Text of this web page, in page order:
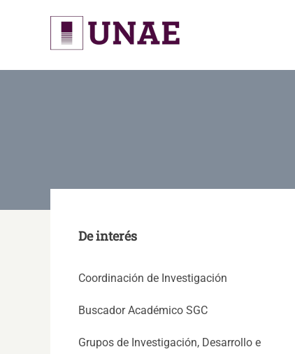
De interés
Coordinación de Investigación
Buscador Académico SGC
Grupos de Investigación, Desarrollo e